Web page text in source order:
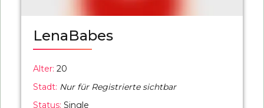
LenaBabes
Alter: 20
Stadt: Nur für Registrierte sichtbar
Status: Single